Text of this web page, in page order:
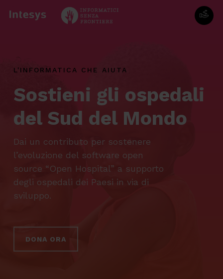
L'INFORMATICA CHE AIUTA
Sostieni gli ospedali
del Sud del Mondo
Dai un contributo per sostenere
l’evoluzione del software open
source “Open Hospital” a supporto
degli ospedali dei Paesi in via di
sviluppo.
DONA ORA